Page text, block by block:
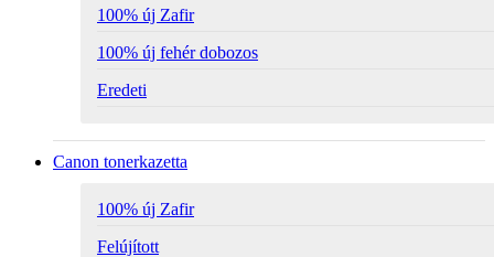
100% új Zafir
100% új fehér dobozos
Eredeti
Canon tonerkazetta
100% új Zafir
Felújított